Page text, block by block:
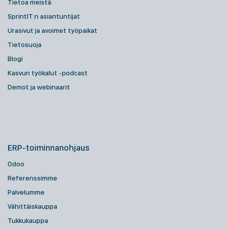
Tietoa meistä
SprintIT:n asiantuntijat
Urasivut ja avoimet työpaikat
Tietosuoja
Blogi
Kasvun työkalut -podcast
Demot ja webinaarit
ERP-toiminnanohjaus
Odoo
Referenssimme
Palvelumme
Vähittäiskauppa
Tukkukauppa